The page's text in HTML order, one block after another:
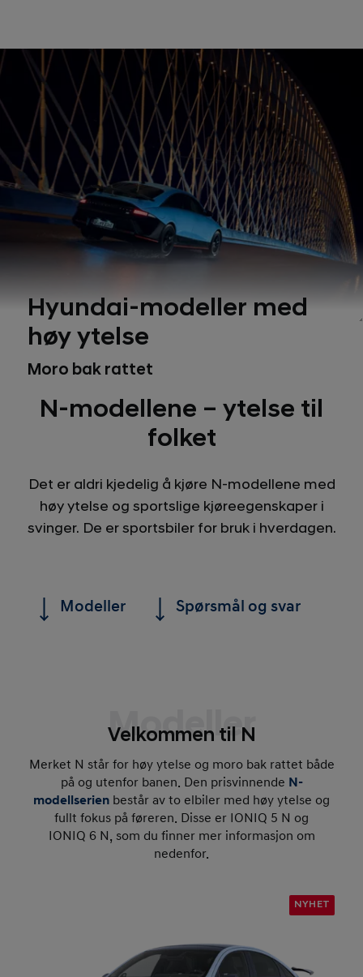
Hyundai-modeller med
høy ytelse
Moro bak rattet
N-modellene – ytelse til
folket
Det er aldri kjedelig å kjøre N-modellene med
høy ytelse og sportslige kjøreegenskaper i
svinger. De er sportsbiler for bruk i hverdagen.
Modeller Spørsmål og svar
Modeller
Velkommen til N
Merket N står for høy ytelse og moro bak rattet både
på og utenfor banen. Den prisvinnende N-
modellserien består av to elbiler med høy ytelse og
fullt fokus på føreren. Disse er IONIQ 5 N og
IONIQ 6 N, som du finner mer informasjon om
nedenfor.
NYHET